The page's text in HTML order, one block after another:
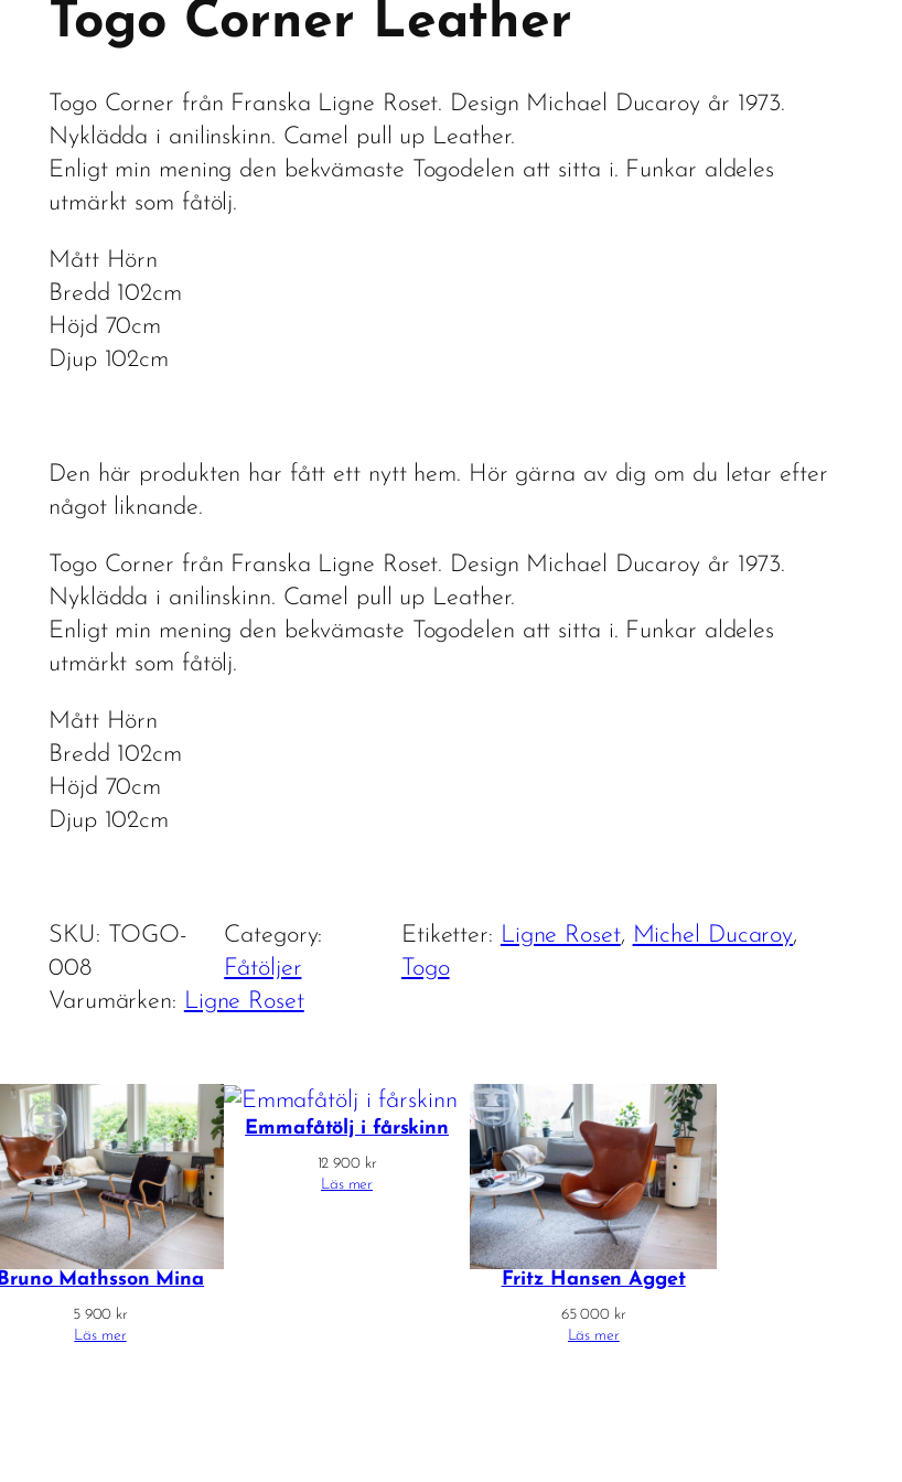
Togo Corner Leather
Togo Corner från Franska Ligne Roset. Design Michael Ducaroy år 1973.
Nyklädda i anilinskinn. Camel pull up Leather.
Enligt min mening den bekvämaste Togodelen att sitta i. Funkar aldeles
utmärkt som fåtölj.
Mått Hörn
Bredd 102cm
Höjd 70cm
Djup 102cm
Den här produkten har fått ett nytt hem. Hör gärna av dig om du letar efter
något liknande.
Togo Corner från Franska Ligne Roset. Design Michael Ducaroy år 1973.
Nyklädda i anilinskinn. Camel pull up Leather.
Enligt min mening den bekvämaste Togodelen att sitta i. Funkar aldeles
utmärkt som fåtölj.
Mått Hörn
Bredd 102cm
Höjd 70cm
Djup 102cm
SKU: TOGO-
008
Category:
Fåtöljer
Etiketter: Ligne Roset, Michel Ducaroy
Togo
Varumärken: Ligne Roset
Bruno Mathsson Mina
5 900 kr
Läs mer
Emmafåtölj i fårskinn
12 900 kr
Läs mer
Fritz Hansen Ägget
65 000 kr
Läs mer